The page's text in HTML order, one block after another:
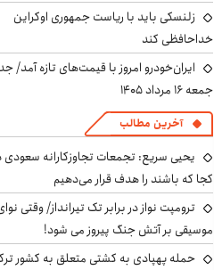
زلنسکی باید با ریاست جمهوری اوکراین
خداحافظی کند
ایران‌خودرو امروز با قیمت‌های تازه آمد/
جمعه ۱۶ مرداد ۱۴۰۵
آخرین مطالب
یحیی سریع: تجمعات تجاوزکارانه سعودی
کجا که باشند را هدف قرار می‌دهیم
ترومپت نواز در برابر تک تیرانداز/ وقتی
موسیقی بر آتش جنگ پیروز می شود!
حمله پهپادی به کشتی متعلق به کشور